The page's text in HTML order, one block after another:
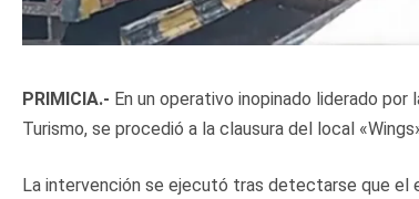
PRIMICIA.- En un operativo inopinado liderado
Turismo, se procedió a la clausura del local
La intervención se ejecutó tras detectarse que el